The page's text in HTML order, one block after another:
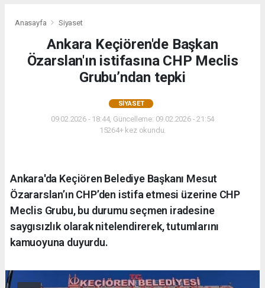
Anasayfa Siyaset
Ankara Keçiören'de Başkan
Özarslan'ın istifasına CHP Meclis
Grubu’ndan tepki
SIYASET
09.02.2026 - 18:44, Güncelleme: 09.02.2026 - 21:54
15264+ kez okundu.
Ankara'da Keçiören Belediye Başkanı Mesut
Özararslan’ın CHP’den istifa etmesi üzerine CHP
Meclis Grubu, bu durumu seçmen iradesine
saygısızlık olarak nitelendirerek, tutumlarını
kamuoyuna duyurdu.